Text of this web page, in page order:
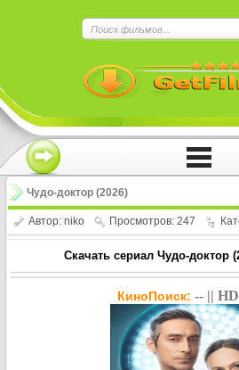
Чудо-доктор (2026)
Автор: niko Просмотров: 247
Скачать сериал Чудо-доктор
КиноПоиск: -- ||
Нажмите на
!!!Если Вы с телефона
троеточие в правом